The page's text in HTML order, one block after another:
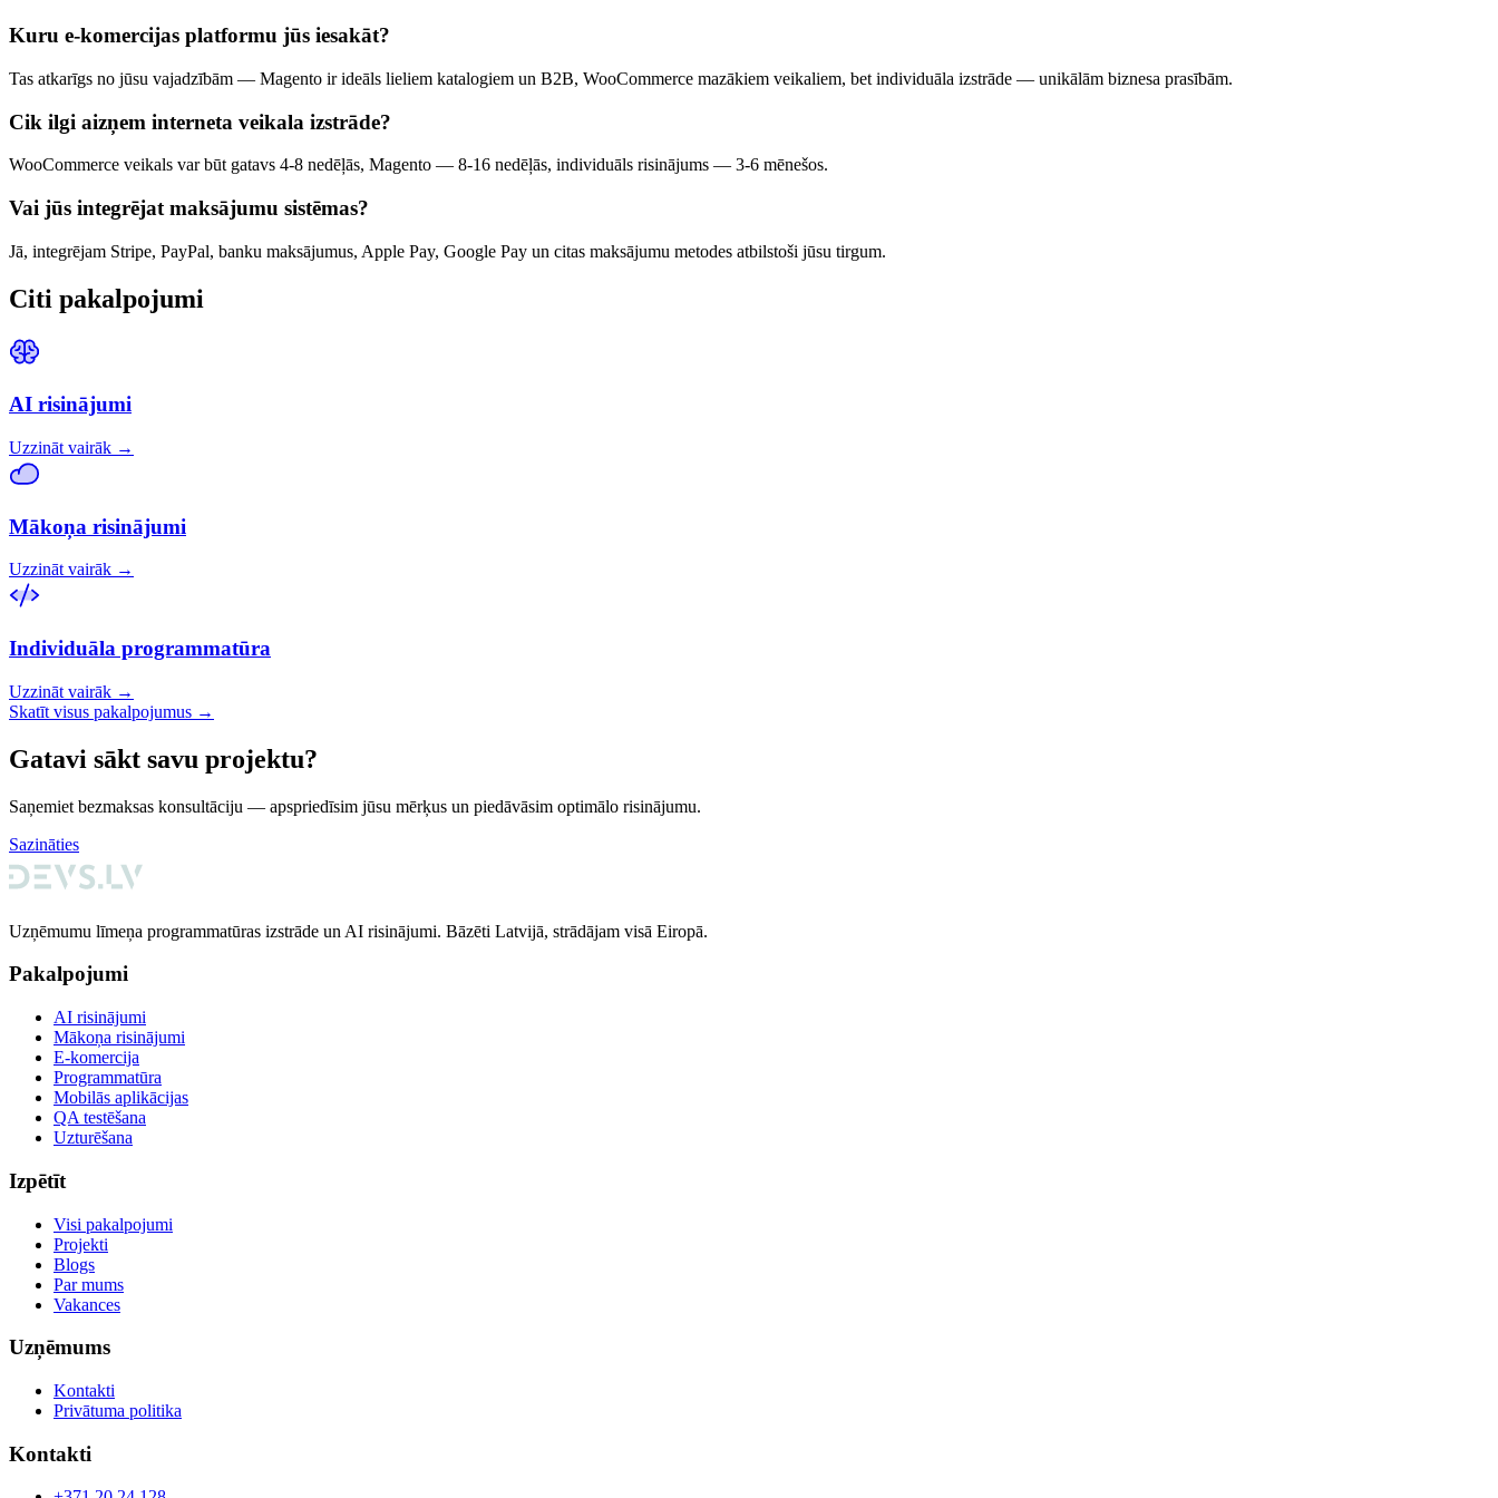
Kuru e-komercijas platformu jūs iesakāt?
Tas atkarīgs no jūsu vajadzībām — Magento ir ideāls lieliem katalogiem un B2B, WooCommerce mazākiem veikaliem, bet individuāla izstrāde — unikālām biznesa prasībām.
Cik ilgi aizņem interneta veikala izstrāde?
WooCommerce veikals var būt gatavs 4-8 nedēļās, Magento — 8-16 nedēļās, individuāls risinājums — 3-6 mēnešos.
Vai jūs integrējat maksājumu sistēmas?
Jā, integrējam Stripe, PayPal, banku maksājumus, Apple Pay, Google Pay un citas maksājumu metodes atbilstoši jūsu tirgum.
Citi pakalpojumi
AI risinājumi
Uzzināt vairāk →
Mākoņa risinājumi
Uzzināt vairāk →
Individuāla programmatūra
Uzzināt vairāk →
Skatīt visus pakalpojumus →
Gatavi sākt savu projektu?
Saņemiet bezmaksas konsultāciju — apspriedīsim jūsu mērķus un piedāvāsim optimālo risinājumu.
Sazināties
Uzņēmumu līmeņa programmatūras izstrāde un AI risinājumi. Bāzēti Latvijā, strādājam visā Eiropā.
Pakalpojumi
AI risinājumi
Mākoņa risinājumi
E-komercija
Programmatūra
Mobilās aplikācijas
QA testēšana
Uzturēšana
Izpētīt
Visi pakalpojumi
Projekti
Blogs
Par mums
Vakances
Uzņēmums
Kontakti
Privātuma politika
Kontakti